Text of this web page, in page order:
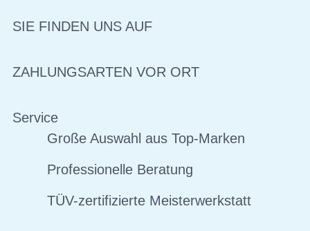
SIE FINDEN UNS AUF
ZAHLUNGSARTEN VOR ORT
Service
Große Auswahl aus Top-Marken
Professionelle Beratung
TÜV-zertifizierte Meisterwerkstatt